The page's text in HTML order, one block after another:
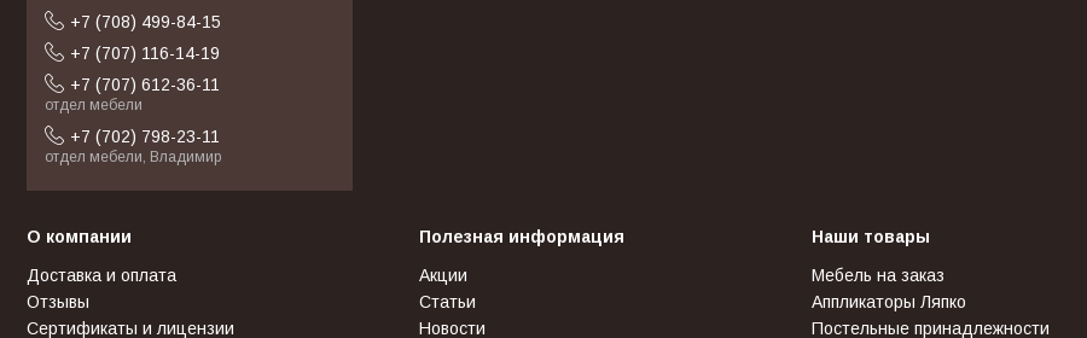
+7 (708) 499-84-15
+7 (707) 116-14-19
+7 (707) 612-36-11
отдел мебели
+7 (702) 798-23-11
отдел мебели, Владимир
О компании
Доставка и оплата
Отзывы
Сертификаты и лицензии
Полезная информация
Акции
Статьи
Новости
Наши товары
Мебель на заказ
Аппликаторы Ляпко
Постельные принадлежности